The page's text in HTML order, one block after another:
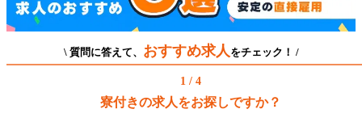
\ 質問に答えて、 おすすめ求人 をチェック！ /
1 / 4
寮付きの求人をお探しですか？